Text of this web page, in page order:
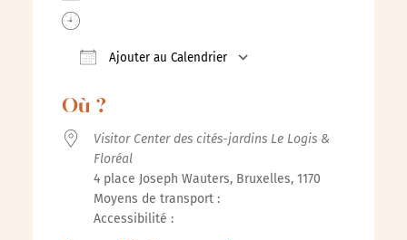
Ajouter au Calendrier
Où ?
Visitor Center des cités-jardins Le Logis &
Floréal
4 place Joseph Wauters, Bruxelles, 1170
Moyens de transport :
Accessibilité :